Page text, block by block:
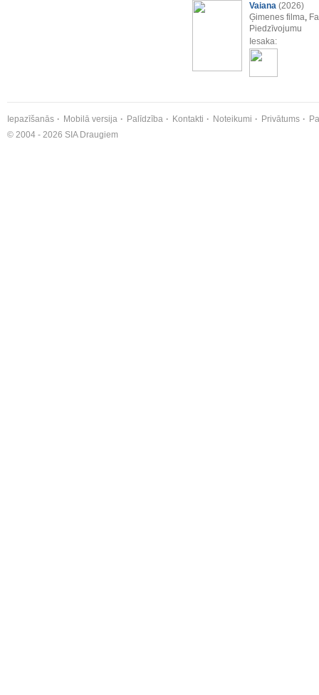
Vaiana (2026)
Ģimenes filma,
Piedzīvojumu
Iesaka:
Iepazīšanās Mobilā versija Palīdzība Kontakti Noteikumi Privātums
© 2004 - 2026 SIA Draugiem